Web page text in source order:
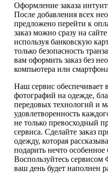
Оформление заказа
После добавления всех
предложено перейти к
заказ можно сразу на
используя банковскую
только безопасность
вам оформить заказ без
компьютера или
Наш сервис обеспечивает
фотографий на одежде,
передовых технологий и
удовлетворенность
не только превосходный
сервиса. Сделайте заказ
одежду, которая
подарить нечто
Воспользуйтесь
ваш день будет наполнен